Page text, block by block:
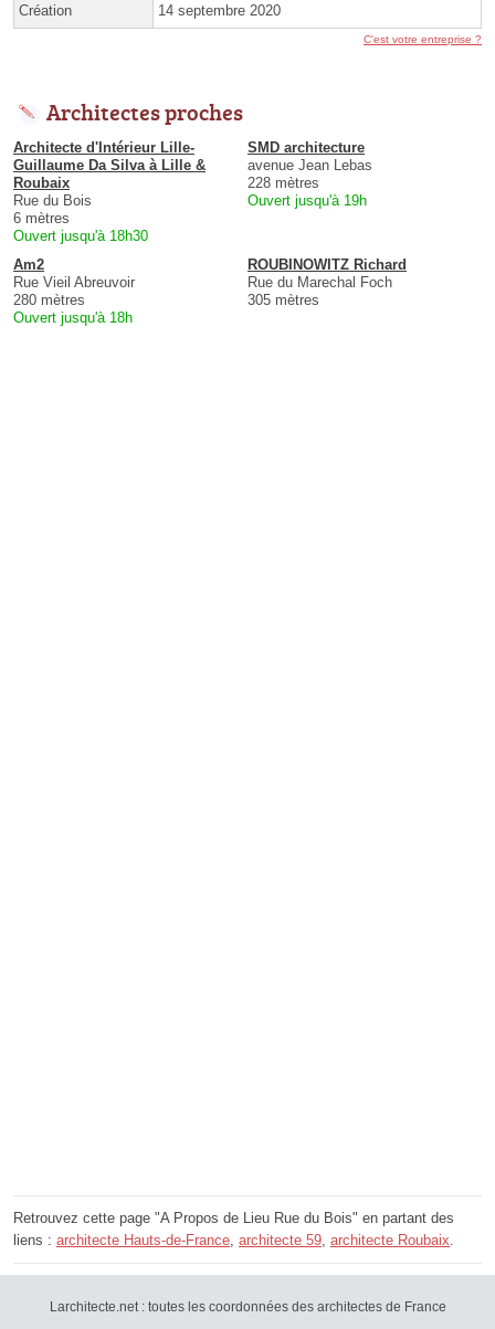
Création 14 septembre 2020
C'est votre entreprise ?
Architectes proches
Architecte d'Intérieur Lille-
Guillaume Da Silva à Lille &
Roubaix
Rue du Bois
6 mètres
Ouvert jusqu'à 18h30
SMD architecture
avenue Jean Lebas
228 mètres
Ouvert jusqu'à 19h
Am2
Rue Vieil Abreuvoir
280 mètres
Ouvert jusqu'à 18h
ROUBINOWITZ Richard
Rue du Marechal Foch
305 mètres
Retrouvez cette page "A Propos de Lieu Rue du Bois" en partant des
liens : architecte Hauts-de-France architecte 59 architecte Roubaix
Larchitecte.net : toutes les coordonnées des architectes de France